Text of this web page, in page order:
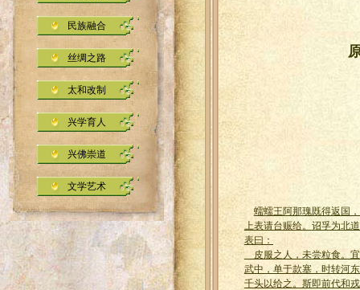
民族融合
丝绸之路
太和改制
兴学育人
兴佛崇道
文学艺术
蠕蠕王阿那瑰既得返国
上表请台赈给。诏孚为北
表曰：
皮服之人，未尝粒食。宜
武中，单于款塞，时转河
千头以给之。斯即前代和